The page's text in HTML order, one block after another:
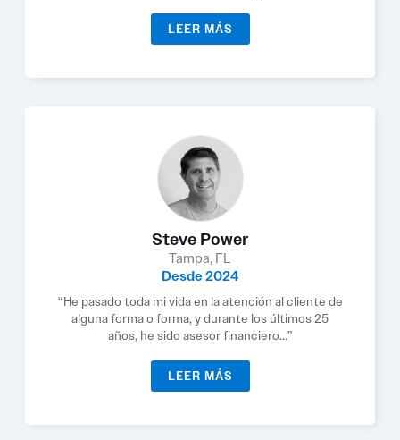
LEER MÁS
Steve Power
Tampa, FL
Desde 2024
“He pasado toda mi vida en la atención al cliente de
alguna forma o forma, y durante los últimos 25
años, he sido asesor financiero...”
LEER MÁS